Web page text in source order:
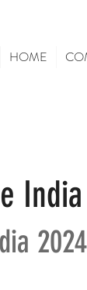
HOME
2024